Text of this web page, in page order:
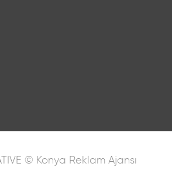
© Konya Reklam Ajansı